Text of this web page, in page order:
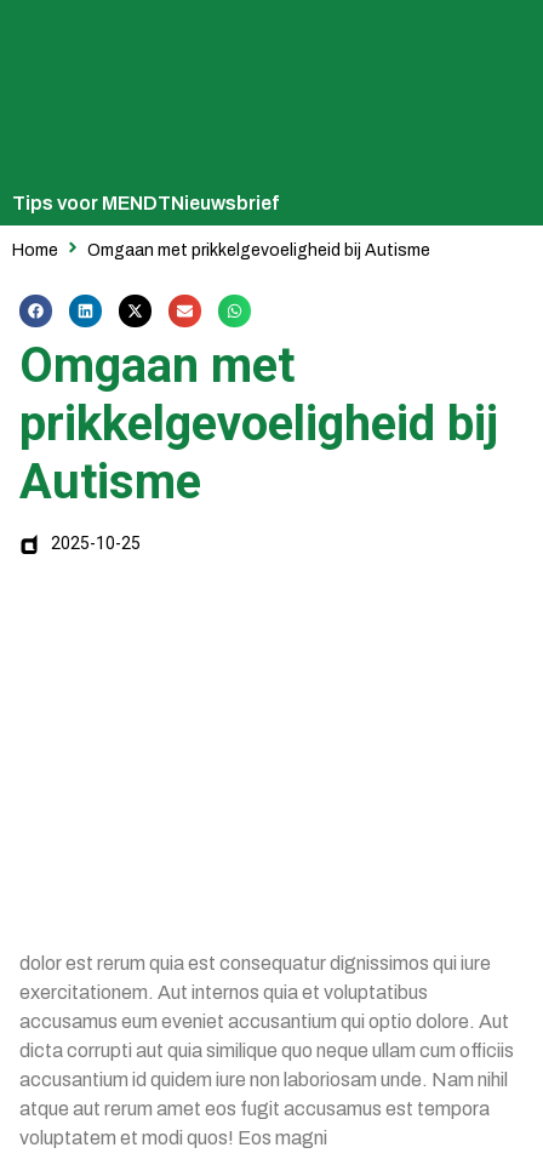
Tips voor MENDTNieuwsbrief
Home Omgaan met prikkelgevoeligheid bij Autisme
Omgaan met
prikkelgevoeligheid bij
Autisme
2025-10-25
dolor est rerum quia est consequatur dignissimos qui iure
exercitationem. Aut internos quia et voluptatibus
accusamus eum eveniet accusantium qui optio dolore. Aut
dicta corrupti aut quia similique quo neque ullam cum officiis
accusantium id quidem iure non laboriosam unde. Nam nihil
atque aut rerum amet eos fugit accusamus est tempora
voluptatem et modi quos! Eos magni